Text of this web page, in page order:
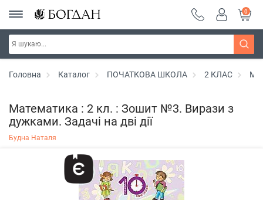
0
Головна Каталог ПОЧАТКОВА ШКОЛА 2 КЛАС
Математика : 2 кл. : Зошит №3. Вирази з
дужками. Задачі на дві дії
Будна Наталя